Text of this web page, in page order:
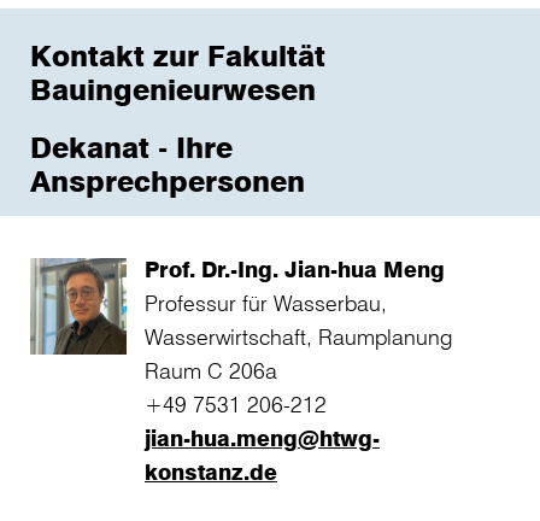
Kontakt zur Fakultät
Bauingenieurwesen
Dekanat - Ihre
Ansprechpersonen
Prof. Dr.-Ing. Jian-hua Meng
Professur für Wasserbau,
Wasserwirtschaft, Raumplanung
Raum C 206a
+49 7531 206-212
jian-hua.meng@htwg-
konstanz.de